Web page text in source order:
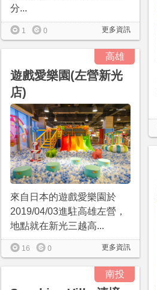
分...
更多資訊
1 0
高雄
遊戲愛樂園(左營新光
店)
來自日本的遊戲愛樂園於
2019/04/03進駐高雄左營，
地點就在新光三越高...
更多資訊
16 0
南投